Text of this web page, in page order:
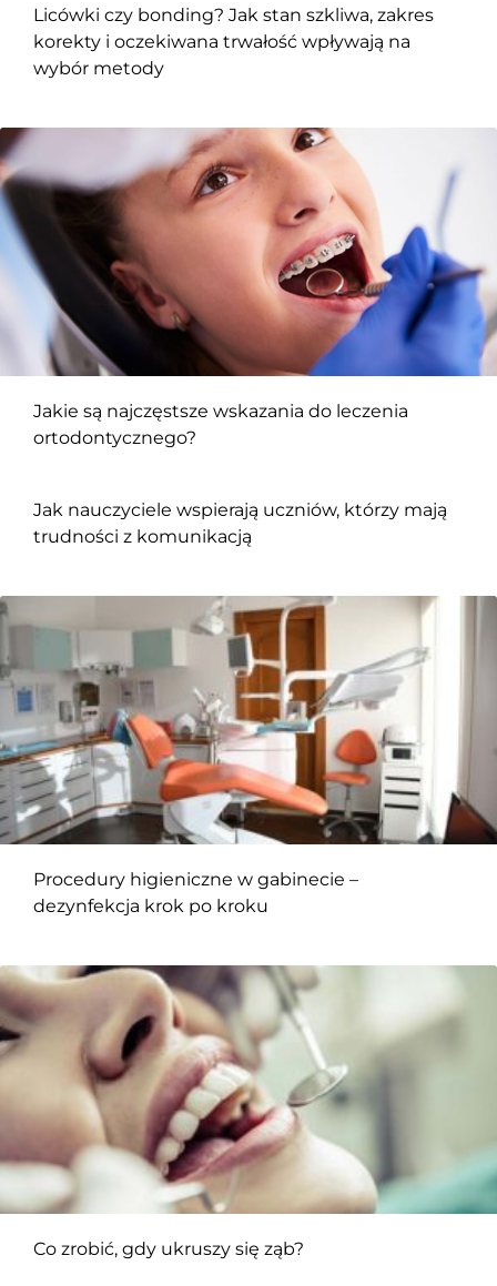
Licówki czy bonding? Jak stan szkliwa, zakres
korekty i oczekiwana trwałość wpływają na
wybór metody
Jakie są najczęstsze wskazania do leczenia
ortodontycznego?
Jak nauczyciele wspierają uczniów, którzy mają
trudności z komunikacją
Procedury higieniczne w gabinecie –
dezynfekcja krok po kroku
Co zrobić, gdy ukruszy się ząb?